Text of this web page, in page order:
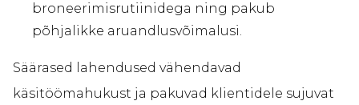
broneerimisrutiinidega ning pakub
põhjalikke aruandlusvõimalusi.
Säärased lahendused vähendavad
käsitöömahukust ja pakuvad klientidele sujuvat